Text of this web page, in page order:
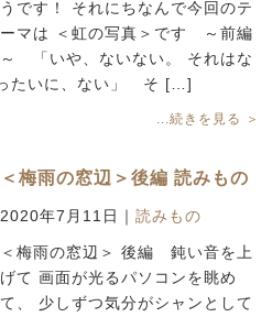
うです！ それにちなんで今回のテ
ーマは ＜虹の写真＞です ～前編
～ 「いや、ないない。 それはな
たいに、ない」 そ […]
...続きを見る ＞
＜梅雨の窓辺＞後編 読みもの
2020年7月11日 ｜読みもの
＜梅雨の窓辺＞ 後編 鈍い音を上
げて 画面が光るパソコンを眺め
て、 少しずつ気分がシャンとして